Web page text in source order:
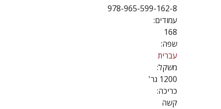
978-965-599-162-8
עמודים:
168
שפה:
עברית
משקל:
1200 גר'
כריכה:
קשה